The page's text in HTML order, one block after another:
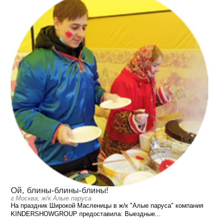
Ой, блины-блины-блины!
г.Москва, ж/к Алые паруса
На праздник Широкой Масленицы в ж/к "Алые паруса" компания
KINDERSHOWGROUP предоставила: Выездные...